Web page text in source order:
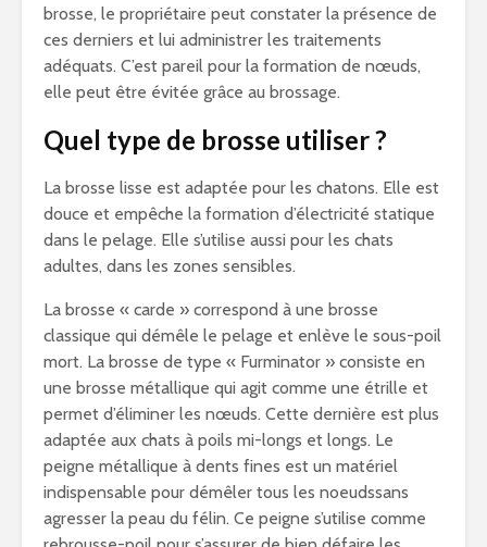
brosse, le propriétaire peut constater la présence de
ces derniers et lui administrer les traitements
adéquats. C’est pareil pour la formation de nœuds,
elle peut être évitée grâce au brossage.
Quel type de brosse utiliser ?
La brosse lisse est adaptée pour les chatons. Elle est
douce et empêche la formation d’électricité statique
dans le pelage. Elle s’utilise aussi pour les chats
adultes, dans les zones sensibles.
La brosse « carde » correspond à une brosse
classique qui démêle le pelage et enlève le sous-poil
mort. La brosse de type « Furminator » consiste en
une brosse métallique qui agit comme une étrille et
permet d’éliminer les nœuds. Cette dernière est plus
adaptée aux chats à poils mi-longs et longs. Le
peigne métallique à dents fines est un matériel
indispensable pour démêler tous les noeudssans
agresser la peau du félin. Ce peigne s’utilise comme